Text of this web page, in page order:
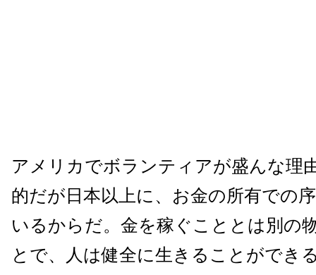
アメリカでボランティアが盛んな理
的だが日本以上に、お金の所有での
いるからだ。金を稼ぐこととは別の
とで、人は健全に生きることができ